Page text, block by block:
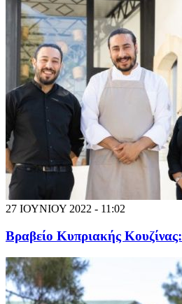
27 ΙΟΥΝΙΟΥ 2022 - 11:02
Βραβείο Κυπριακής